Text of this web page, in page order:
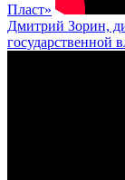
Пласт»
Дмитрий Зорин,
государственной